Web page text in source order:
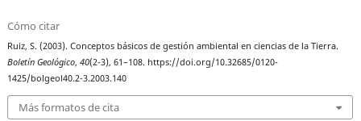
Cómo citar
Ruiz, S. (2003). Conceptos básicos de gestión ambiental en ciencias de la Tierra.
Boletín Geológico,40(2-3), 61–108. https://doi.org/10.32685/0120-
1425/bolgeol40.2-3.2003.140
Más formatos de cita